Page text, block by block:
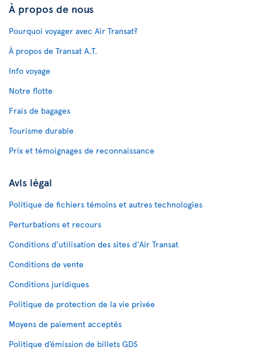
À propos de nous
Pourquoi voyager avec Air Transat?
À propos de Transat A.T.
Info voyage
Notre flotte
Frais de bagages
Tourisme durable
Prix et témoignages de reconnaissance
Avis légal
Politique de fichiers témoins et autres technologies
Perturbations et recours
Conditions d’utilisation des sites d'Air Transat
Conditions de vente
Conditions juridiques
Politique de protection de la vie privée
Moyens de paiement acceptés
Politique d’émission de billets GDS